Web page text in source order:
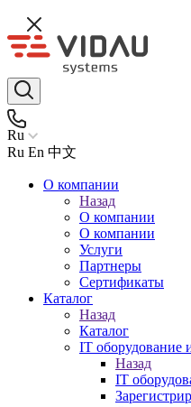
Ru
Ru En 中文
О компании
Назад
О компании
О компании
Услуги
Партнеры
Сертификаты
Каталог
Назад
Каталог
IT оборудование
Назад
IT